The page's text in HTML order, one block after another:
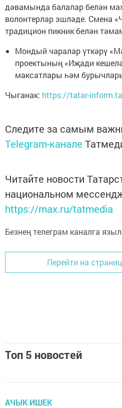
дәвамында балалар белән
волонтерлар эшләде. Смена
традицион пикник белән
Мондый чаралар үткәрү
проектының «Иҗади
максатлары һәм
Чыганак: https://tatar-
Следите за самым
Telegram-канале
Читайте новости
национальном
https://max.ru/tatmedia
Безнең телеграм каналга
Перейти на
Топ 5 новостей
АЧЫК ИШЕК